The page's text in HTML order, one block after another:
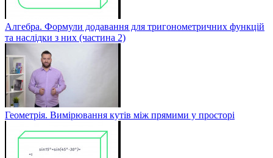
Алгебра. Формули додавання для тригонометричних функцій
та наслідки з них (частина 2)
Геометрія. Вимірювання кутів між прямими у просторі